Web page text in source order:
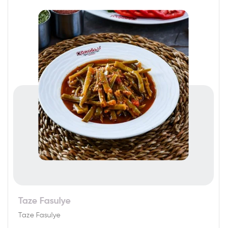
Taze Fasulye
Taze Fasulye